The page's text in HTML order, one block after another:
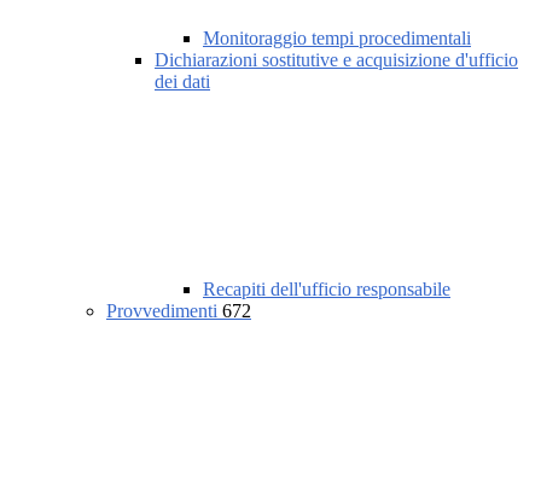
Monitoraggio tempi procedimentali
Dichiarazioni sostitutive e acquisizione d'ufficio
dei dati
Recapiti dell'ufficio responsabile
Provvedimenti 672